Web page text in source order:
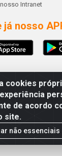
cookies
de acordo
site.
não essenciais
Intranet
já nosso
Abreu